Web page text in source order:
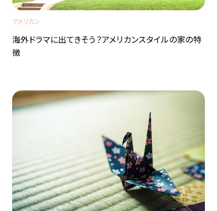
アメリカン
海外ドラマに出てきそう？アメリカンスタイルの家の特
徴